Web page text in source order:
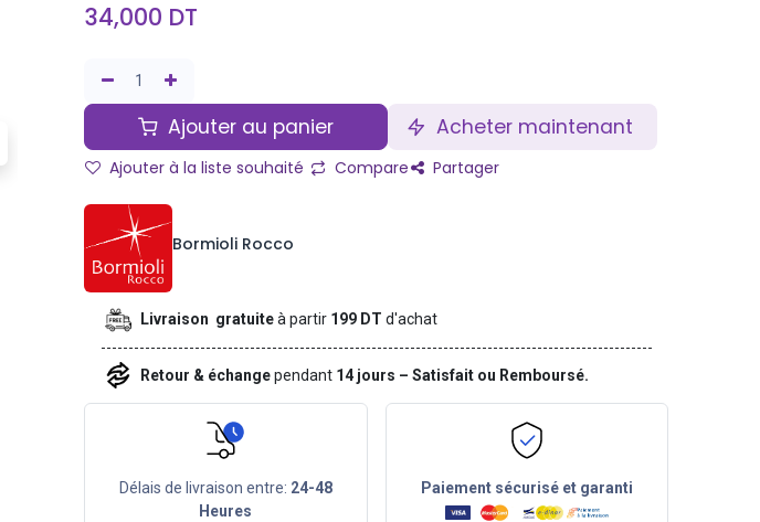
34,000 DT
Ajouter au panier Acheter maintenant
Ajouter à la liste souhaité Compare Partager
Bormioli Rocco
Livraison gratuiteà partir 199 DTd'achat
Retour & échangependant 14 jours – Satisfait ou Remboursé.
Délais de livraison entre: 24-48
Heures
Paiement sécurisé et garanti